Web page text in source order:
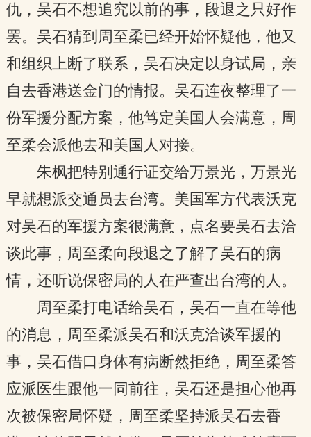
仇，吴石不想追究以前的事，段退之只好作
罢。吴石猜到周至柔已经开始怀疑他，他又
和组织上断了联系，吴石决定以身试局，亲
自去香港送金门的情报。吴石连夜整理了一
份军援分配方案，他笃定美国人会满意，周
至柔会派他去和美国人对接。
朱枫把特别通行证交给万景光，万景光
早就想派交通员去台湾。美国军方代表沃克
对吴石的军援方案很满意，点名要吴石去洽
谈此事，周至柔向段退之了解了吴石的病
情，还听说保密局的人在严查出台湾的人。
周至柔打电话给吴石，吴石一直在等他
的消息，周至柔派吴石和沃克洽谈军援的
事，吴石借口身体有病断然拒绝，周至柔答
应派医生跟他一同前往，吴石还是担心他再
次被保密局怀疑，周至柔坚持派吴石去香